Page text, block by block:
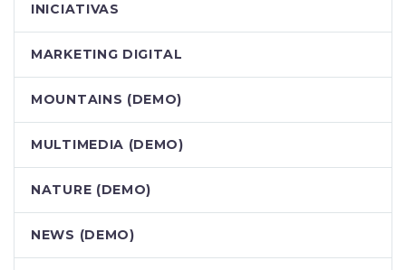
INICIATIVAS
MARKETING DIGITAL
MOUNTAINS (DEMO)
MULTIMEDIA (DEMO)
NATURE (DEMO)
NEWS (DEMO)